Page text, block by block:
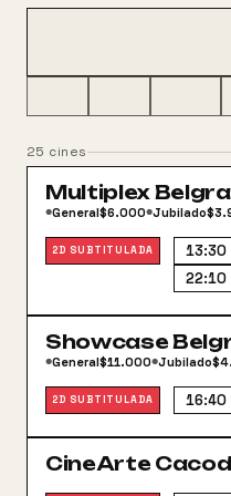
25 cines
Multiplex
●General$6.000●Jubilado
2D SUBTITULADA 13:30
22:10
Showcase
●General$11.000●Jubilado
2D SUBTITULADA 16:40
CineArte